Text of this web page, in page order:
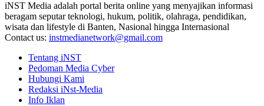
iNST Media adalah portal berita online yang menyajikan informasi
beragam seputar teknologi, hukum, politik, olahraga, pendidikan,
wisata dan lifestyle di Banten, Nasional hingga Internasional
Contact us: instmedianetwork@gmail.com
Tentang iNST
Pedoman Media Cyber
Hubungi Kami
Redaksi iNst-Media
Info Iklan